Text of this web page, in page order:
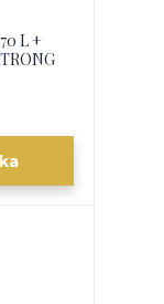
L +